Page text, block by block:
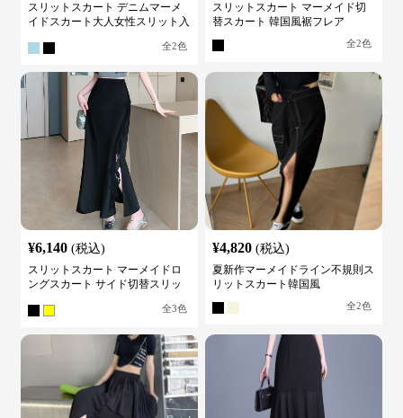
スリットスカート デニムマーメ
イドスカート大人女性スリット入
全2色
スリットスカート マーメイド切
替スカート 韓国風裾フレア
全2色
¥6,140 (税込)
スリットスカート マーメイドロ
ングスカート サイド切替スリッ
全3色
¥4,820 (税込)
夏新作マーメイドライン不規則ス
リットスカート韓国風
全2色